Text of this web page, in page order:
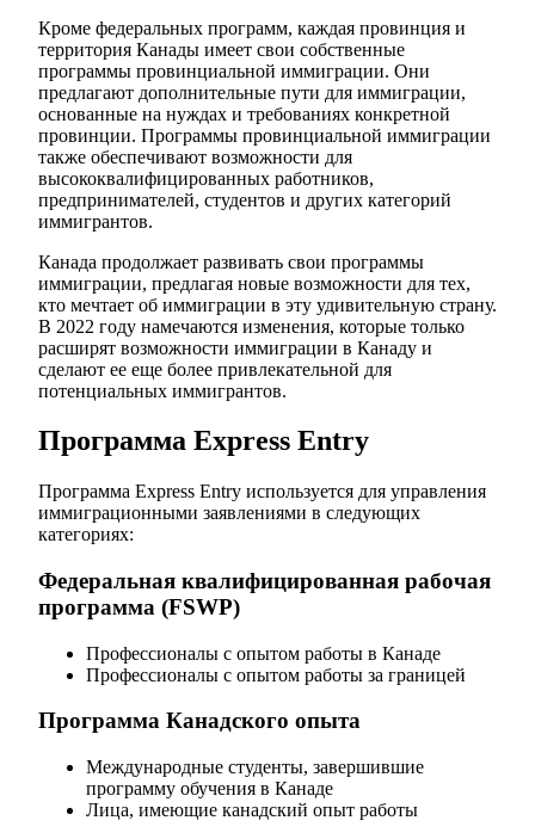
Кроме федеральных программ, каждая провинция и
территория Канады имеет свои собственные
программы провинциальной иммиграции. Они
предлагают дополнительные пути для иммиграции,
основанные на нуждах и требованиях конкретной
провинции. Программы провинциальной иммиграции
также обеспечивают возможности для
высококвалифицированных работников,
предпринимателей, студентов и других категорий
иммигрантов.
Канада продолжает развивать свои программы
иммиграции, предлагая новые возможности для тех,
кто мечтает об иммиграции в эту удивительную страну.
В 2022 году намечаются изменения, которые только
расширят возможности иммиграции в Канаду и
сделают ее еще более привлекательной для
потенциальных иммигрантов.
Программа Express Entry
Программа Express Entry используется для управления
иммиграционными заявлениями в следующих
категориях:
Федеральная квалифицированная рабочая
программа (FSWP)
Профессионалы с опытом работы в Канаде
Профессионалы с опытом работы за границей
Программа Канадского опыта
Международные студенты, завершившие
программу обучения в Канаде
Лица, имеющие канадский опыт работы